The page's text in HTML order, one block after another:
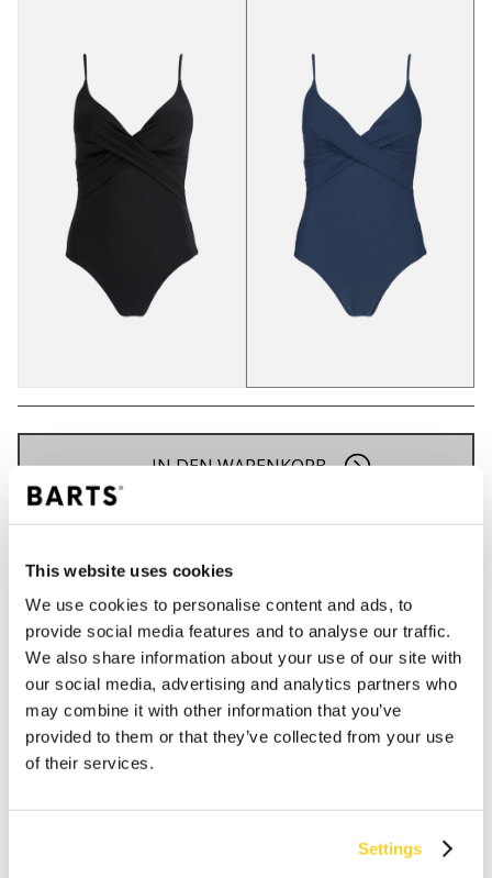
This website uses cookies
We use cookies to personalise content and ads, to
provide social media features and to analyse our traffic.
We also share information about your use of our site with
our social media, advertising and analytics partners who
may combine it with other information that you’ve
provided to them or that they’ve collected from your use
of their services.
Settings
IN DEN WARENKORB
Freitag) bei uns eingehen, werden noch am selben
Kostenlose Lieferung für Bestellungen über 50€
innerhalb Deutschland
30 Tage Rückgaberecht
BESCHREIBUNG
Formender Badeanzug mit Twist-Detail auf der